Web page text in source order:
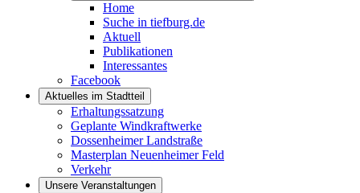
Home
Suche in tiefburg.de
Aktuell
Publikationen
Interessantes
Facebook
Aktuelles im Stadtteil
Erhaltungssatzung
Geplante Windkraftwerke
Dossenheimer Landstraße
Masterplan Neuenheimer Feld
Verkehr
Unsere Veranstaltungen